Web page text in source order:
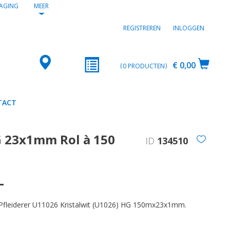
MEER
REGISTREREN INLOGGEN
€ 0,00
0PRODUCTEN
Rol à 150 ID 134510
U11026 Kristalwit (U1026) HG 150mx23x1mm.